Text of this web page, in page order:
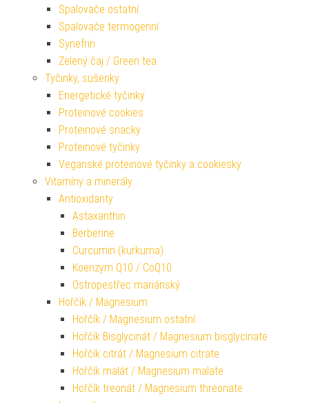
Spalovače ostatní
Spalovače termogenní
Synefrin
Zelený čaj / Green tea
Tyčinky, sušenky
Energetické tyčinky
Proteinové cookies
Proteinové snacky
Proteinové tyčinky
Veganské proteinové tyčinky a cookiesky
Vitamíny a minerály
Antioxidanty
Astaxanthin
Berberine
Curcumin (kurkuma)
Koenzym Q10 / CoQ10
Ostropestřec mariánský
Hořčík / Magnesium
Hořčík / Magnesium ostatní
Hořčík Bisglycinát / Magnesium bisglycinate
Hořčík citrát / Magnesium citrate
Hořčík malát / Magnesium malate
Hořčík treonát / Magnesium threonate